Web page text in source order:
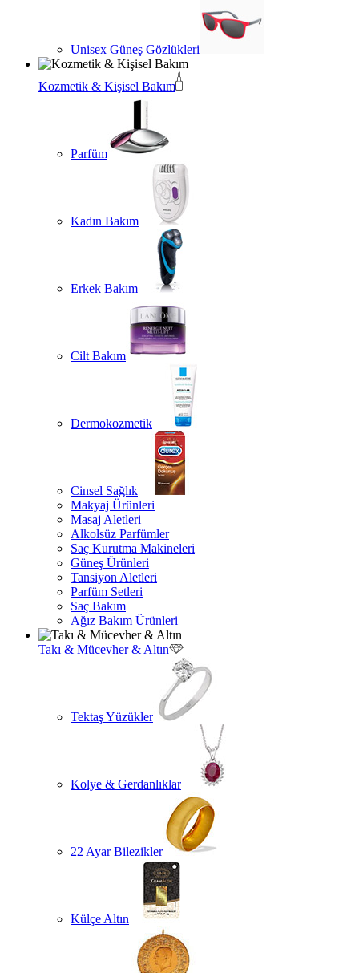
Unisex Güneş Gözlükleri
Kozmetik & Kişisel Bakım
Parfüm
Kadın Bakım
Erkek Bakım
Cilt Bakım
Dermokozmetik
Cinsel Sağlık
Makyaj Ürünleri
Masaj Aletleri
Alkolsüz Parfümler
Saç Kurutma Makineleri
Güneş Ürünleri
Tansiyon Aletleri
Parfüm Setleri
Saç Bakım
Ağız Bakım Ürünleri
Takı & Mücevher & Altın
Tektaş Yüzükler
Kolye & Gerdanlıklar
22 Ayar Bilezikler
Külçe Altın